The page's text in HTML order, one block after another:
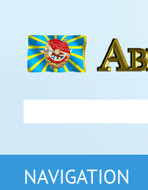
NAVIGATION